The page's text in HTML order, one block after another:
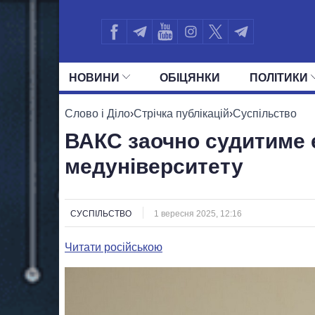
НОВИНИ ОБIЦЯНКИ ПОЛIТИКИ
УСІ ПОЛІТИКИ ПРЕЗИДЕНТ І ОФІС
Слово і Діло›Стрічка публікацій›Суспільство
ВАКС заочно судитиме
медуніверситету
СУСПІЛЬСТВО 1 вересня 2025, 12:16
Читати російською